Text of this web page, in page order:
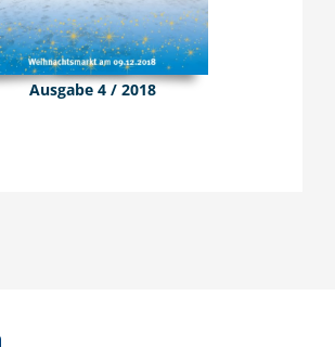
Ausgabe 4 / 2018